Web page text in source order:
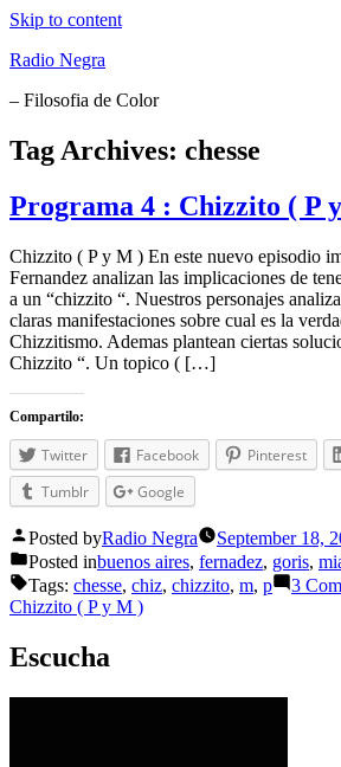
Skip to content
Radio Negra
– Filosofia de Color
Tag Archives: chesse
Programa 4 : Chizzito ( P
Chizzito ( P y M ) En este nuevo episodio
Fernandez analizan las implicaciones de
a un “chizzito “. Nuestros personajes
claras manifestaciones sobre cual es la
Chizzitismo. Ademas plantean ciertas
Chizzito “. Un topico ( […]
Compartilo:
Twitter Facebook Pinterest
Tumblr
Google
Posted byRadio Negra September 18,
Posted inbuenos aires, fernadez, goris,
Tags: chesse, chiz, chizzito, m, p 3
Chizzito ( P y M )
Escucha